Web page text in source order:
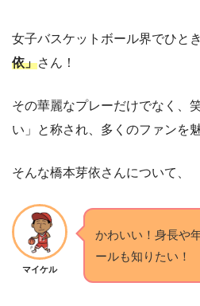
女子バスケットボール界でひと
依」さん！
その華麗なプレーだけでなく、
い」と称され、多くのファンを
そんな橋本芽依さんについて、
マイケル
かわいい！身長や
ールも知りたい！